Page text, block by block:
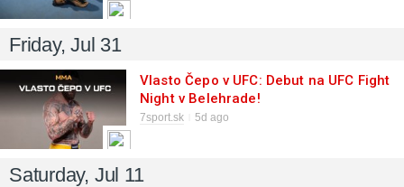
Friday, Jul 31
Vlasto Čepo v UFC: Debut na UFC Fight
Night v Belehrade!
7sport.sk 5d ago
Saturday, Jul 11